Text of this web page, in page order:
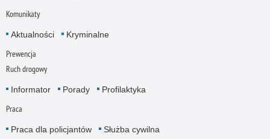
Komunikaty
Aktualności Kryminalne
Prewencja
Ruch drogowy
Informator Porady Profilaktyka
Praca
Praca dla policjantów
Służba cywilna